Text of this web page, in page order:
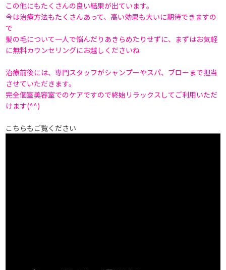
この他にもたくさんの良い結果が出ています。
今は治療方法もたくさんあって、高い効果も大いに期待できますの
で
髪の毛について一人で悩んだりあきらめたりせずに、まずはお気軽
に無料カウンセリングにお越しくださいね
治療前後には、専門スタッフがシャンプーやスパ、ブローまで担当
させていただきます。
完全個室美容室でのケアですので終始リラックスしてご利用いただ
けます(^^)
こちらもご覧ください